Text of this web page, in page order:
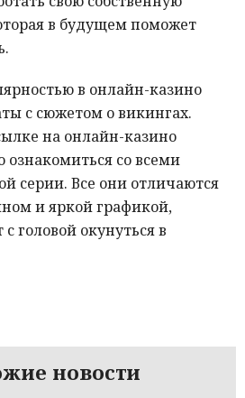
в будущем поможет
в онлайн-казино
с сюжетом о викингах.
на онлайн-казино
ознакомиться со всеми
серии. Все они отличаются
и яркой графикой,
головой окунуться в
новости